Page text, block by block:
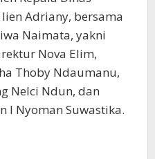
Adriany, bersama
Naimata, yakni
Nova Elim,
Thoby Ndaumanu,
Nelci Ndun, dan
I Nyoman Suwastika.